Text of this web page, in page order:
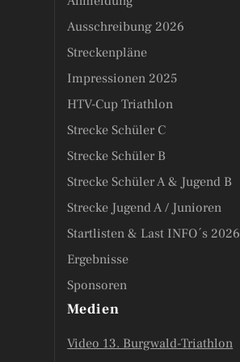
Ausschreibung 2026
Streckenpläne
Impressionen 2025
HTV-Cup Triathlon
Strecke Schüler C
Strecke Schüler B
Strecke Schüler A & Jugend B
Strecke Jugend A / Junioren
Startlisten & Last INFO´s 2026
Ergebnisse
Sponsoren
Medien
Video 13. Burgwald-Triathlon